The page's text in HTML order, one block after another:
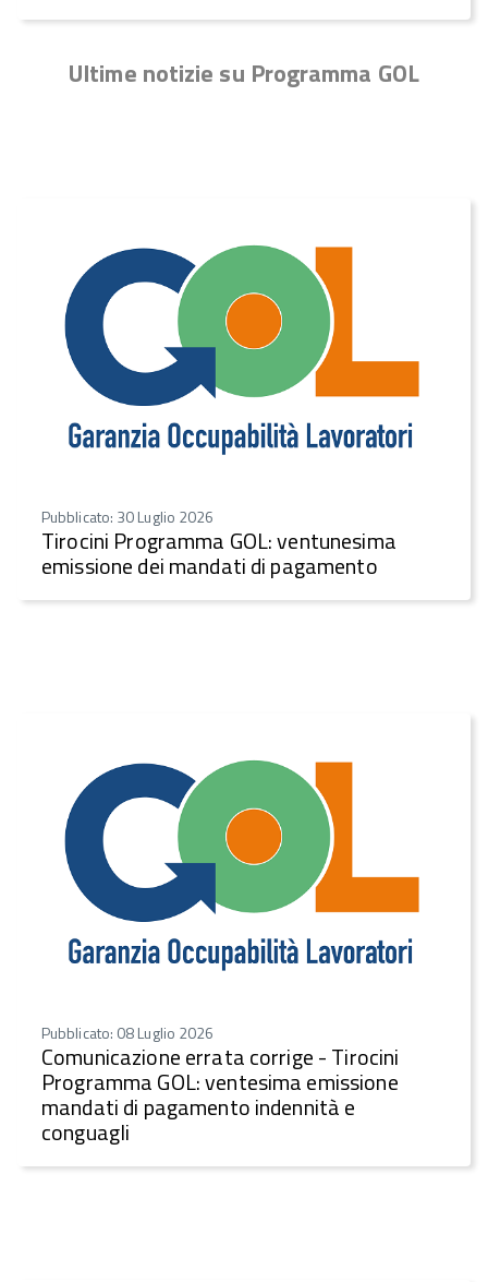
Ultime notizie su Programma GOL
Pubblicato: 30 Luglio 2026
Tirocini Programma GOL: ventunesima
emissione dei mandati di pagamento
Pubblicato: 08 Luglio 2026
Comunicazione errata corrige - Tirocini
Programma GOL: ventesima emissione
mandati di pagamento indennità e
conguagli